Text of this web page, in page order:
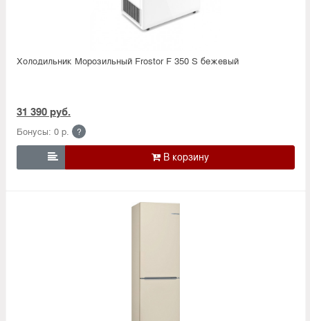
Холодильник Морозильный Frostor F 350 S бежевый
31 390 руб.
Бонусы: 0 р. ?
